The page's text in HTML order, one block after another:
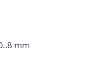
mm